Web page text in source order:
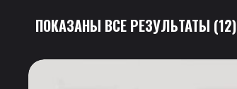
ПОКАЗАНЫ ВСЕ РЕЗУЛЬТАТЫ (12)